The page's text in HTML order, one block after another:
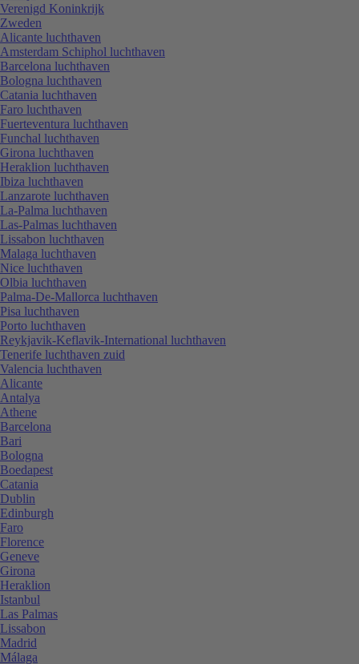
Verenigd Koninkrijk
Zweden
Alicante luchthaven
Amsterdam Schiphol luchthaven
Barcelona luchthaven
Bologna luchthaven
Catania luchthaven
Faro luchthaven
Fuerteventura luchthaven
Funchal luchthaven
Girona luchthaven
Heraklion luchthaven
Ibiza luchthaven
Lanzarote luchthaven
La-Palma luchthaven
Las-Palmas luchthaven
Lissabon luchthaven
Malaga luchthaven
Nice luchthaven
Olbia luchthaven
Palma-De-Mallorca luchthaven
Pisa luchthaven
Porto luchthaven
Reykjavik-Keflavik-International luchthaven
Tenerife luchthaven zuid
Valencia luchthaven
Alicante
Antalya
Athene
Barcelona
Bari
Bologna
Boedapest
Catania
Dublin
Edinburgh
Faro
Florence
Geneve
Girona
Heraklion
Istanbul
Las Palmas
Lissabon
Madrid
Málaga